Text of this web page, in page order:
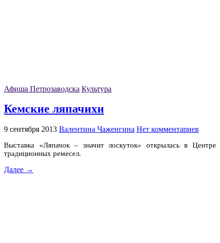
Афиша Петрозаводска Культура
Кемские ляпачихи
9 сентября 2013 Валентина Чаженгина Нет комментариев
Выставка «Ляпачок – значит лоскуток» открылась в Центре
традиционных ремесел.
Далее →